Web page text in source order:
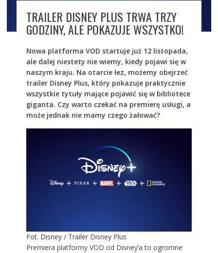
TRAILER DISNEY PLUS TRWA TRZY
GODZINY, ALE POKAZUJE WSZYSTKO!
Nowa platforma VOD startuje już 12 listopada,
ale dalej niestety nie wiemy, kiedy pojawi się w
naszym kraju. Na otarcie łez, możemy obejrzeć
trailer Disney Plus, który pokazuje praktycznie
wszystkie tytuły mające pojawić się w bibliotece
giganta. Czy warto czekać na premierę usługi, a
może jednak nie mamy czego żałować?
Fot. Disney / Trailer Disney Plus
Premiera platformy VOD od Disney’a to ogromne